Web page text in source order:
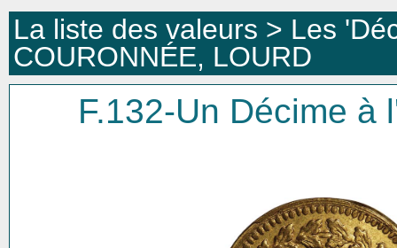
La liste des valeurs > Les
COURONNÉE, LOURD
F.132-Un Décime à